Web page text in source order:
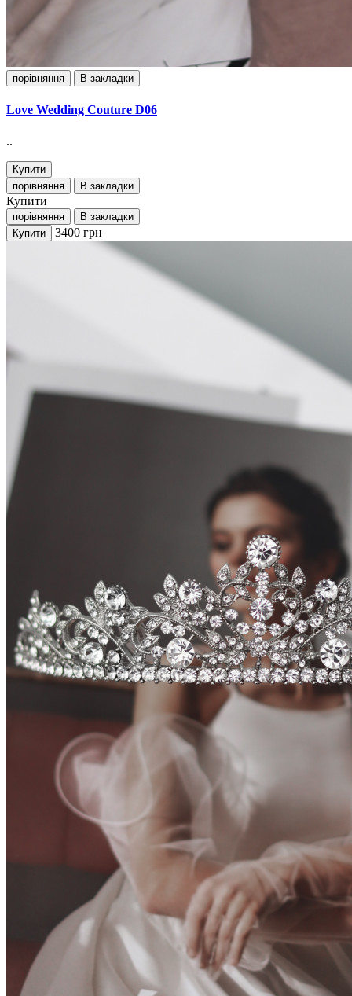
порівняння В закладки
Love Wedding Couture D06
..
Купити
порівняння
В закладки
Купити
порівняння
В закладки
Купити
3400 грн